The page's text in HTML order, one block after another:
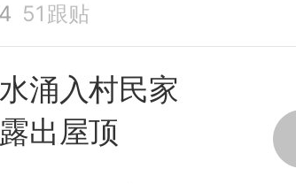
51 跟贴
涌入村民家
出屋顶